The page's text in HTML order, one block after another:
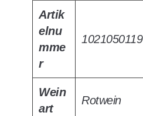
Artik
elnu
mme
r
1021050119
Wein
art
Rotwein